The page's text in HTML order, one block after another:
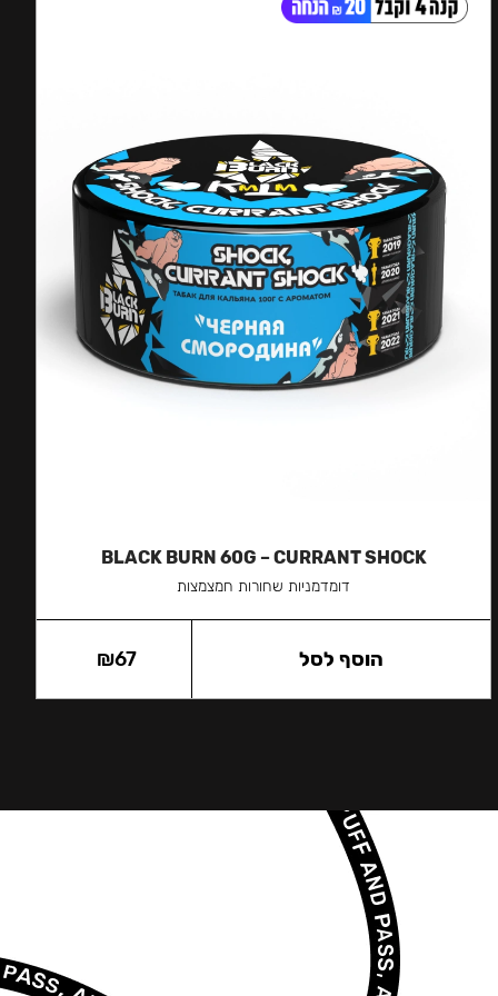
BLACK BURN 60G – CURRANT SHOCK
דומדמניות שחורות חמצמצות
₪67 הוסף לסל